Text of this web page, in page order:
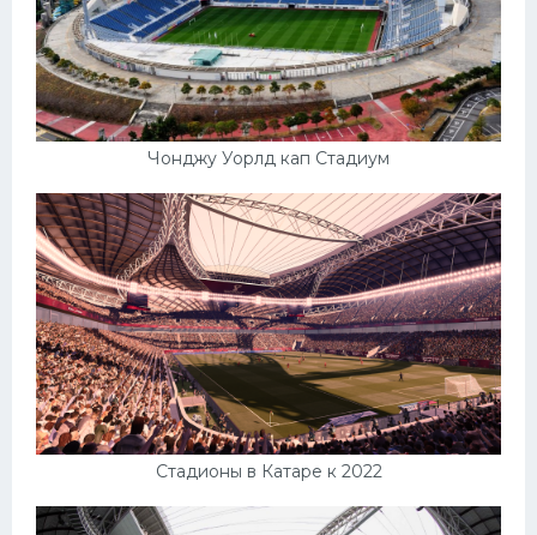
Чонджу Уорлд кап Стадиум
Стадионы в Катаре к 2022